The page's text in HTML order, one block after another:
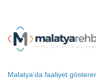
Malatya’da faaliyet